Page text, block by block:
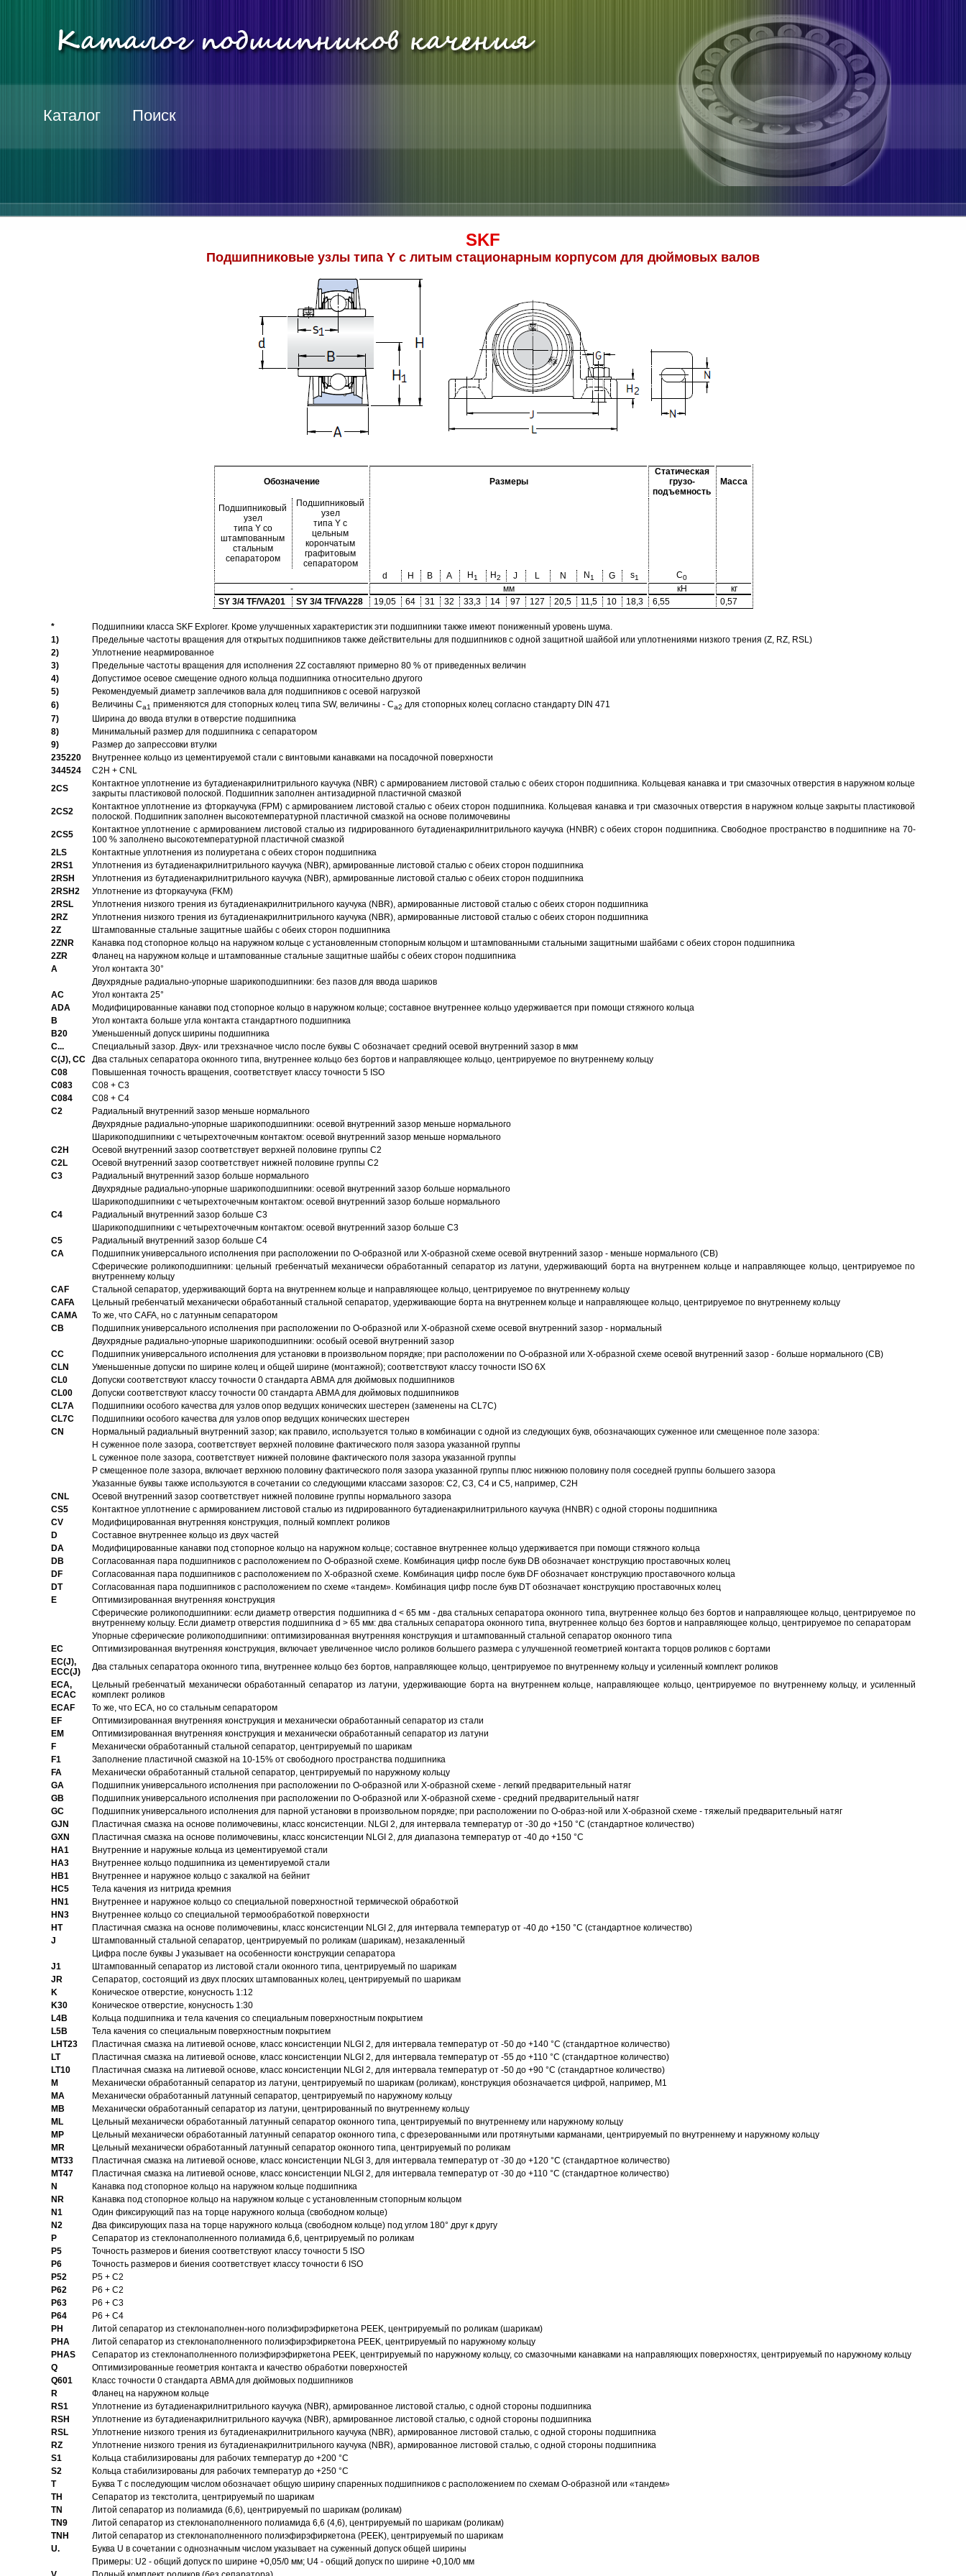
Каталог Поиск
SKF
Подшипниковые узлы типа Y c литым стационарным корпусом для дюймовых валов
Обозначение Размеры
Статическая
грузо-
подъемность
Масса
Подшипниковый
узел
типа Y со
штампованным
стальным
сепаратором
Подшипниковый
узел
типа Y с
цельным
корончатым
графитовым
сепаратором
d
H B A H1 H2 J L N N1 G s1 C0
- мм кН
кг
SY 3/4 TF/VA201
SY 3/4 TF/VA228 19,05 64 31 32 33,3 14 97 127 20,5 11,5 10 18,3 6,55 0,57
*
Подшипники класса SKF Explorer. Кроме улучшенных характеристик эти подшипники также имеют пониженный уровень шума.
1)
Предельные частоты вращения для открытых подшипников также действительны для подшипников с одной защитной шайбой или уплотнениями низкого трения (Z, RZ, RSL)
2)
Уплотнение неармированное
3)
Предельные частоты вращения для исполнения 2Z составляют примерно 80 % от приведенных величин
4)
Допустимое осевое смещение одного кольца подшипника относительно другого
5)
Рекомендуемый диаметр заплечиков вала для подшипников с осевой нагрузкой
6)
Величины Ca1 применяются для стопорных колец типа SW, величины - Ca2 для стопорных колец согласно стандарту DIN 471
7)
Ширина до ввода втулки в отверстие подшипника
8)
Минимальный размер для подшипника с сепаратором
9)
Размер до запрессовки втулки
235220
Внутреннее кольцо из цементируемой стали с винтовыми канавками на посадочной поверхности
344524
C2H + CNL
2CS
Контактное уплотнение из бутадиенакрилнитрильного каучука (NBR) с армированием листовой сталью с обеих сторон подшипника. Кольцевая канавка и три смазочных отверстия в наружном кольце
закрыты пластиковой полоской. Подшипник заполнен антизадирной пластичной смазкой
2CS2
Контактное уплотнение из фторкаучука (FPM) с армированием листовой сталью с обеих сторон подшипника. Кольцевая канавка и три смазочных отверстия в наружном кольце закрыты пластиковой
полоской. Подшипник заполнен высокотемпературной пластичной смазкой на основе полимочевины
2CS5
Контактное уплотнение с армированием листовой сталью из гидрированного бутадиенакрилнитрильного каучука (HNBR) с обеих сторон подшипника. Свободное пространство в подшипнике на 70-
100 % заполнено высокотемпературной пластичной смазкой
2LS
Контактные уплотнения из полиуретана с обеих сторон подшипника
2RS1
Уплотнения из бутадиенакрилнитрильного каучука (NBR), армированные листовой сталью с обеих сторон подшипника
2RSH
Уплотнения из бутадиенакрилнитрильного каучука (NBR), армированные листовой сталью с обеих сторон подшипника
2RSH2
Уплотнение из фторкаучука (FKM)
2RSL
Уплотнения низкого трения из бутадиенакрилнитрильного каучука (NBR), армированные листовой сталью с обеих сторон подшипника
2RZ
Уплотнения низкого трения из бутадиенакрилнитрильного каучука (NBR), армированные листовой сталью с обеих сторон подшипника
2Z
Штампованные стальные защитные шайбы с обеих сторон подшипника
2ZNR
Канавка под стопорное кольцо на наружном кольце с установленным стопорным кольцом и штампованными стальными защитными шайбами с обеих сторон подшипника
2ZR
Фланец на наружном кольце и штампованные стальные защитные шайбы с обеих сторон подшипника
A
Угол контакта 30°
Двухрядные радиально-упорные шарикоподшипники: без пазов для ввода шариков
AC
Угол контакта 25°
ADA
Модифицированные канавки под стопорное кольцо в наружном кольце; составное внутреннее кольцо удерживается при помощи стяжного кольца
B
Угол контакта больше угла контакта стандартного подшипника
B20
Уменьшенный допуск ширины подшипника
C...
Специальный зазор. Двух- или трехзначное число после буквы С обозначает средний осевой внутренний зазор в мкм
C(J), CC
Два стальных сепаратора оконного типа, внутреннее кольцо без бортов и направляющее кольцо, центрируемое по внутреннему кольцу
C08
Повышенная точность вращения, соответствует классу точности 5 ISO
C083
C08 + C3
C084
C08 + C4
C2
Pадиальный внутренний зазор меньше нормального
Двухрядные радиально-упорные шарикоподшипники: осевой внутренний зазор меньше нормального
Шарикоподшипники с четырехточечным контактом: осевой внутренний зазор меньше нормального
C2H
Осевой внутренний зазор соответствует верхней половине группы C2
C2L
Осевой внутренний зазор соответствует нижней половине группы C2
C3
Pадиальный внутренний зазор больше нормального
Двухрядные радиально-упорные шарикоподшипники: осевой внутренний зазор больше нормального
Шарикоподшипники с четырехточечным контактом: осевой внутренний зазор больше нормального
C4
Pадиальный внутренний зазор больше C3
Шарикоподшипники с четырехточечным контактом: осевой внутренний зазор больше C3
C5
Pадиальный внутренний зазор больше C4
CA
Подшипник универсального исполнения при расположении по О-образной или Х-образной схеме осевой внутренний зазор - меньше нормального (CB)
Сферические роликоподшипники: цельный гребенчатый механически обработанный сепаратор из латуни, удерживающий борта на внутреннем кольце и направляющее кольцо, центрируемое по
внутреннему кольцу
CAF
Стальной сепаратор, удерживающий борта на внутреннем кольце и направляющее кольцо, центрируемое по внутреннему кольцу
CAFA
Цельный гребенчатый механически обработанный стальной сепаратор, удерживающие борта на внутреннем кольце и направляющее кольцо, центрируемое по внутреннему кольцу
CAMA
То же, что CAFA, но с латунным сепаратором
CB
Подшипник универсального исполнения при расположении по О-образной или Х-образной схеме осевой внутренний зазор - нормальный
Двухрядные радиально-упорные шарикоподшипники: особый осевой внутренний зазор
CC
Подшипник универсального исполнения для установки в произвольном порядке; при расположении по О-образной или Х-образной схеме осевой внутренний зазор - больше нормального (CB)
CLN
Уменьшенные допуски по ширине колец и общей ширине (монтажной); соответствуют классу точности ISO 6X
CL0
Допуски соответствуют классу точности 0 стандарта АВМА для дюймовых подшипников
CL00
Допуски соответствуют классу точности 00 стандарта ABMA для дюймовых подшипников
CL7A
Подшипники особого качества для узлов опор ведущих конических шестерен (заменены на CL7C)
CL7C
Подшипники особого качества для узлов опор ведущих конических шестерен
CN
Hормальный радиальный внутренний зазор; как правило, используется только в комбинации с одной из следующих букв, обозначающих суженное или смещенное поле зазора:
H суженное поле зазора, соответствует верхней половине фактического поля зазора указанной группы
L суженное поле зазора, соответствует нижней половине фактического поля зазора указанной группы
P смещенное поле зазора, включает верхнюю половину фактического поля зазора указанной группы плюс нижнюю половину поля соседней группы большего зазора
Указанные буквы также используются в сочетании со следующими классами зазоров: С2, C3, С4 и С5, например, С2Н
CNL
Осевой внутренний зазор соответствует нижней половине группы нормального зазора
CS5
Контактное уплотнение с армированием листовой сталью из гидрированного бутадиенакрилнитрильного каучука (HNBR) с одной стороны подшипника
CV
Модифицированная внутренняя конструкция, полный комплект роликов
D
Составное внутреннее кольцо из двух частей
DA
Модифицированные канавки под стопорное кольцо на наружном кольце; составное внутреннее кольцо удерживается при помощи стяжного кольца
DB
Согласованная пара подшипников с расположением по О-образной схеме. Комбинация цифр после букв DB обозначает конструкцию проставочных колец
DF
Согласованная пара подшипников с расположением по Х-образной схеме. Комбинация цифр после букв DF обозначает конструкцию проставочного кольца
DT
Согласованная пара подшипников с расположением по схеме «тандем». Комбинация цифр после букв DT обозначает конструкцию проставочных колец
E
Оптимизированная внутренняя конструкция
Сферические роликоподшипники: если диаметр отверстия подшипника d < 65 мм - два стальных сепаратора оконного типа, внутреннее кольцо без бортов и направляющее кольцо, центрируемое по
внутреннему кольцу. Если диаметр отверстия подшипника d > 65 мм: два стальных сепаратора оконного типа, внутреннее кольцо без бортов и направляющее кольцо, центрируемое по сепараторам
Упорные сферические роликоподшипники: оптимизированная внутренняя конструкция и штампованный стальной сепаратор оконного типа
EC
Oптимизированная внутренняя конструкция, включает увеличенное число роликов большего размера с улучшенной геометрией контакта торцов роликов с бортами
EC(J),
ECC(J)
Два стальных сепаратора оконного типа, внутреннее кольцо без бортов, направляющее кольцо, центрируемое по внутреннему кольцу и усиленный комплект роликов
ECA,
ECAC
Цельный гребенчатый механически обработанный сепаратор из латуни, удерживающие борта на внутреннем кольце, направляющее кольцо, центрируемое по внутреннему кольцу, и усиленный
комплект роликов
ECAF
То же, что ECA, но со стальным сепаратором
EF
Оптимизированная внутренняя конструкция и механически обработанный сепаратор из стали
EM
Оптимизированная внутренняя конструкция и механически обработанный сепаратор из латуни
F
Механически обработанный стальной сепаратор, центрируемый по шарикам
F1
Заполнение пластичной смазкой на 10-15% от свободного пространства подшипника
FA
Механически обработанный стальной сепаратор, центрируемый по наружному кольцу
GA
Подшипник универсального исполнения при расположении по О-образной или Х-образной схеме - легкий предварительный натяг
GB
Подшипник универсального исполнения при расположении по О-образной или Х-образной схеме - средний предварительный натяг
GC
Подшипник универсального исполнения для парной установки в произвольном порядке; при расположении по О-образ-ной или Х-образной схеме - тяжелый предварительный натяг
GJN
Пластичная смазка на основе полимочевины, класс консистенции. NLGI 2, для интервала температур от -30 до +150 °C (стандартное количество)
GXN
Пластичная смазка на основе полимочевины, класс консистенции NLGI 2, для диапазона температур от -40 до +150 °C
HA1
Внутренние и наружные кольца из цементируемой стали
HA3
Bнутреннее кольцо подшипника из цементируемой стали
HB1
Bнутреннее и наружное кольцо с закалкой на бейнит
HC5
Тела качения из нитрида кремния
HN1
Bнутреннее и наружное кольцо со специальной поверхностной термической обработкой
HN3
Внутреннее кольцо со специальной термообработкой поверхности
HT
Пластичная смазка на основе полимочевины, класс консистенции NLGI 2, для интервала температур от -40 до +150 °C (стандартное количество)
J
Штампованный стальной сепаратор, центрируемый по роликам (шарикам), незакаленный
Цифра после буквы J указывает на особенности конструкции сепаратора
J1
Штампованный сепаратор из листовой стали оконного типа, центрируемый по шарикам
JR
Сепаратор, состоящий из двух плоских штампованных колец, центрируемый по шарикам
K
Коническое отверстие, конусность 1:12
K30
Коническое отверстие, конусность 1:30
L4B
Кольца подшипника и тела качения со специальным поверхностным покрытием
L5B
Тела качения со специальным поверхностным покрытием
LHT23
Пластичная смазка на литиевой основе, класс консистенции NLGI 2, для интервала температур от -50 до +140 °C (стандартное количество)
LT
Пластичная смазка на литиевой основе, класс консистенции NLGI 2, для интервала температур от -55 до +110 °C (стандартное количество)
LT10
Пластичная смазка на литиевой основе, класс консистенции NLGI 2, для интервала температур от -50 до +90 °C (стандартное количество)
M
Механически обработанный сепаратор из латуни, центрируемый по шарикам (роликам), конструкция обозначается цифрой, например, M1
MA
Механически обработанный латунный сепаратор, центрируемый по наружному кольцу
MB
Механически обработанный сепаратор из латуни, центрированный по внутреннему кольцу
ML
Цельный механически обработанный латунный сепаратор оконного типа, центрируемый по внутреннему или наружному кольцу
MP
Цельный механически обработанный латунный сепаратор оконного типа, с фрезерованными или протянутыми карманами, центрируемый по внутреннему и наружному кольцу
MR
Цельный механически обработанный латунный сепаратор оконного типа, центрируемый по роликам
MT33
Пластичная смазка на литиевой основе, класс консистенции NLGI 3, для интервала температур от -30 до +120 °C (стандартное количество)
MT47
Пластичная смазка на литиевой основе, класс консистенции NLGI 2, для интервала температур от -30 до +110 °C (стандартное количество)
N
Канавка под стопорное кольцо на наружном кольце подшипника
NR
Канавка под стопорное кольцо на наружном кольце с установленным стопорным кольцом
N1
Один фиксирующий паз на торце наружного кольца (свободном кольце)
N2
Два фиксирующих паза на торце наружного кольца (свободном кольце) под углом 180° друг к другу
P
Cепаратор из стеклонаполненного полиамида 6,6, центрируемый по роликам
P5
Точность размеров и биения соответствуют классу точности 5 ISO
P6
Точность размеров и биения соответствует классу точности 6 ISO
P52
P5 + C2
P62
P6 + C2
P63
P6 + C3
P64
P6 + C4
PH
Литой сепаратор из стеклонаполнен-ного полиэфирэфиркетона PEEK, центрируемый по роликам (шарикам)
PHA
Литой сепаратор из стеклонаполненного полиэфирэфиркетона PEEK, центрируемый по наружному кольцу
PHAS
Сепаратор из стеклонаполненного полиэфирэфиркетона PEEK, центрируемый по наружному кольцу, со смазочными канавками на направляющих поверхностях, центрируемый по наружному кольцу
Q
Оптимизированные геометрия контакта и качество обработки поверхностей
Q601
Класс точности 0 стандарта ABMA для дюймовых подшипников
R
Фланец на наружном кольце
RS1
Уплотнение из бутадиенакрилнитрильного каучука (NBR), армированное листовой сталью, с одной стороны подшипника
RSH
Уплотнение из бутадиенакрилнитрильного каучука (NBR), армированное листовой сталью, с одной стороны подшипника
RSL
Уплотнение низкого трения из бутадиенакрилнитрильного каучука (NBR), армированное листовой сталью, с одной стороны подшипника
RZ
Уплотнение низкого трения из бутадиенакрилнитрильного каучука (NBR), армированное листовой сталью, с одной стороны подшипника
S1
Кольца стабилизированы для рабочих температур до +200 °C
S2
Кольца стабилизированы для рабочих температур до +250 °C
T
Буква T с последующим числом обозначает общую ширину спаренных подшипников с расположением по схемам О-образной или «тандем»
TH
Сепаратор из текстолита, центрируемый по шарикам
TN
Литой сепаратор из полиамида (6,6), центрируемый по шарикам (роликам)
TN9
Литой сепаратор из стеклонаполненного полиамида 6,6 (4,6), центрируемый по шарикам (роликам)
TNH
Литой сепаратор из стеклонаполненного полиэфирэфиркетона (PEEK), центрируемый по шарикам
U.
Буква U в сочетании с однозначным числом указывает на суженный допуск общей ширины
Примеры: U2 - общий допуск по ширине +0,05/0 мм; U4 - общий допуск по ширине +0,10/0 мм